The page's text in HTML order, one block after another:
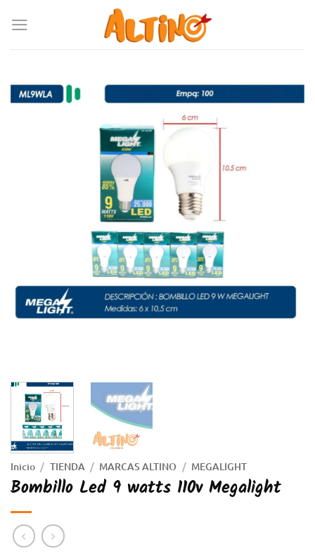
Inicio / TIENDA / MARCAS ALTINO / MEGALIGHT
Bombillo Led 9 watts 110v Megalight